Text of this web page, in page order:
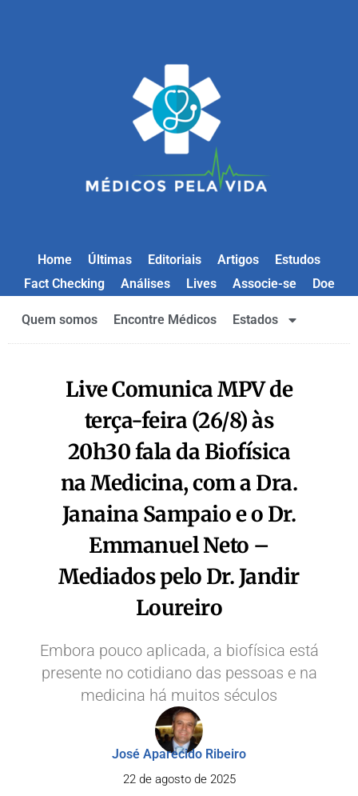
Home Últimas Editoriais Artigos
Estudos
Fact Checking
Análises Lives Associe-se Doe
Quem somos Encontre Médicos Estados
Live Comunica MPV de
terça-feira (26/8) às
20h30 fala da Biofísica
na Medicina, com a Dra.
Janaina Sampaio e o Dr.
Emmanuel Neto –
Mediados pelo Dr. Jandir
Loureiro
Embora pouco aplicada, a biofísica está
presente no cotidiano das pessoas e na
medicina há muitos séculos
José Aparecido Ribeiro
22 de agosto de 2025